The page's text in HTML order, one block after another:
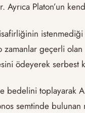
Ayrıca Platon’un
geçerli
ödeyerek serbest
bedelini
semtinde